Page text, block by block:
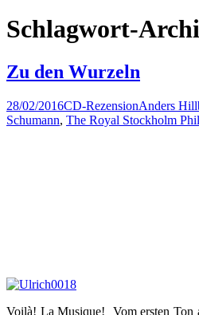
Schlagwort-
Zu den Wurzeln
28/02/2016CD-RezensionAnders
Schumann, The Royal Stockholm
Voilà! La Musique! Vom ersten Ton